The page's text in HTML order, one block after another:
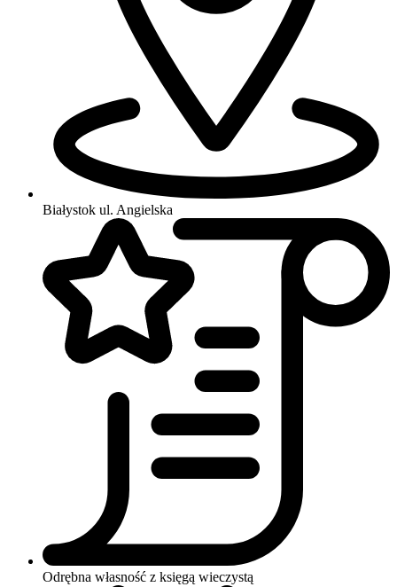
Białystok ul. Angielska
Odrębna własność z księgą wieczystą